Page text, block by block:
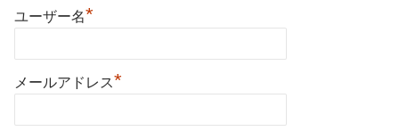
ユーザー名*
メールアドレス*